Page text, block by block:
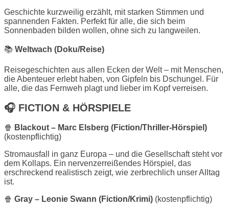
Geschichte kurzweilig erzählt, mit starken Stimmen und
spannenden Fakten. Perfekt für alle, die sich beim
Sonnenbaden bilden wollen, ohne sich zu langweilen.
📚 Weltwach (Doku/Reise)
Reisegeschichten aus allen Ecken der Welt – mit Menschen,
die Abenteuer erlebt haben, von Gipfeln bis Dschungel. Für
alle, die das Fernweh plagt und lieber im Kopf verreisen.
🎧 FICTION & HÖRSPIELE
🍿 Blackout – Marc Elsberg (Fiction/Thriller-Hörspiel)
(kostenpflichtig)
Stromausfall in ganz Europa – und die Gesellschaft steht vor
dem Kollaps. Ein nervenzerreißendes Hörspiel, das
erschreckend realistisch zeigt, wie zerbrechlich unser Alltag
ist.
🍿 Gray – Leonie Swann (Fiction/Krimi) (kostenpflichtig)